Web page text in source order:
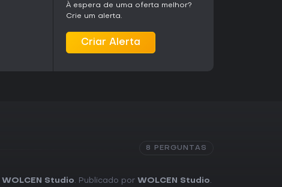
À espera de uma oferta melhor?
Crie um alerta.
Criar Alerta
8 PERGUNTAS
WOLCEN Studio. Publicado por WOLCEN Studio.